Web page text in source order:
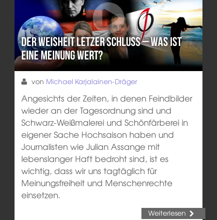
Der Weisheit letzer Schluss – Was ist
eine Meinung wert?
von Michael Karjalainen-Dräger
Angesichts der Zeiten, in denen Feindbilder
wieder an der Tagesordnung sind und
Schwarz-Weißmalerei und Schönfärberei in
eigener Sache Hochsaison haben und
Journalisten wie Julian Assange mit
lebenslanger Haft bedroht sind, ist es
wichtig, dass wir uns tagtäglich für
Meinungsfreiheit und Menschenrechte
einsetzen.
Weiterlesen